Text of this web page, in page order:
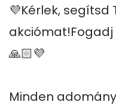
💜Kérlek, segítsd
🙏🏻💜
Minden